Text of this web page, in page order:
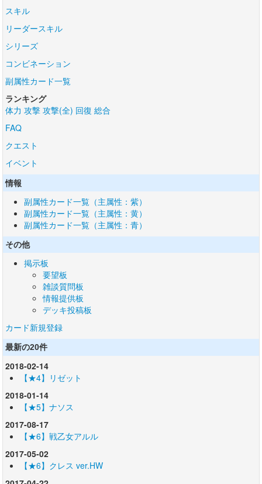
スキル
リーダースキル
シリーズ
コンビネーション
副属性カード一覧
ランキング
体力 攻撃 攻撃(全) 回復 総合
FAQ
クエスト
イベント
情報
副属性カード一覧（主属性：紫）
副属性カード一覧（主属性：黄）
副属性カード一覧（主属性：青）
その他
掲示板
要望板
雑談質問板
情報提供板
デッキ投稿板
カード新規登録
最新の20件
2018-02-14
【★4】リゼット
2018-01-14
【★5】ナソス
2017-08-17
【★6】戦乙女アルル
2017-05-02
【★6】クレス ver.HW